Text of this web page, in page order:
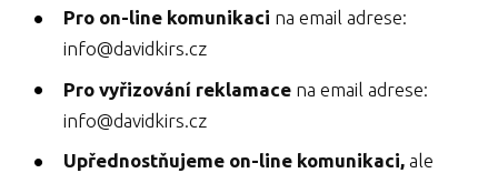
Pro on-line komunikaci na email adrese:
info@davidkirs.cz
Pro vyřizování reklamace na email adrese:
info@davidkirs.cz
Upřednostňujeme on-line komunikaci,ale